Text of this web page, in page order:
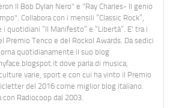
Il Bob Dylan Nero" e "Ray Charles- Il genio
Collabora con i mensili “Classic Rock”,
i quotidiani “Il Manifesto” e “Libertà”. E' tra i
Premio Tenco e del Rockol Awards. Da sedici
quotidianamente il suo blog
dove parla di musica,
varie, sport e con cui ha vinto il Premio
del 2016 come miglior blog italiano.
con Radiocoop dal 2003.